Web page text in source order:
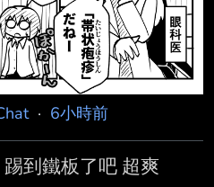
· 6小時前
到鐵板了吧 超爽